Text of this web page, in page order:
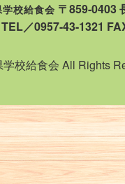
校給食会 〒859-0403
／0957-43-1321
校給食会 All Rights